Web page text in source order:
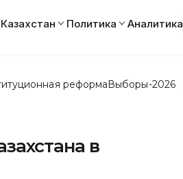
Казахстан Политика Аналитика
реформаВыборы-2026
в